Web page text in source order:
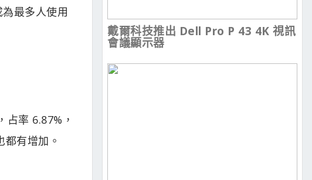
最多人使用
率 6.87%，
有增加。
戴爾科技推出 Dell Pro P 43 4K 視訊
會議顯示器